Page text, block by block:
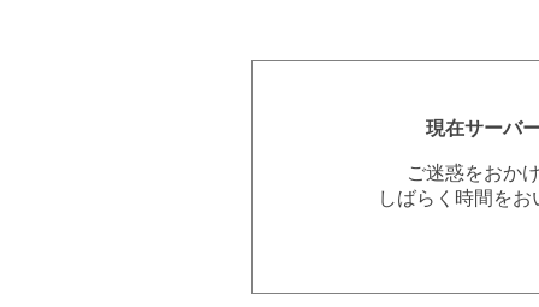
現在サーバ
ご迷惑をおか
しばらく時間を